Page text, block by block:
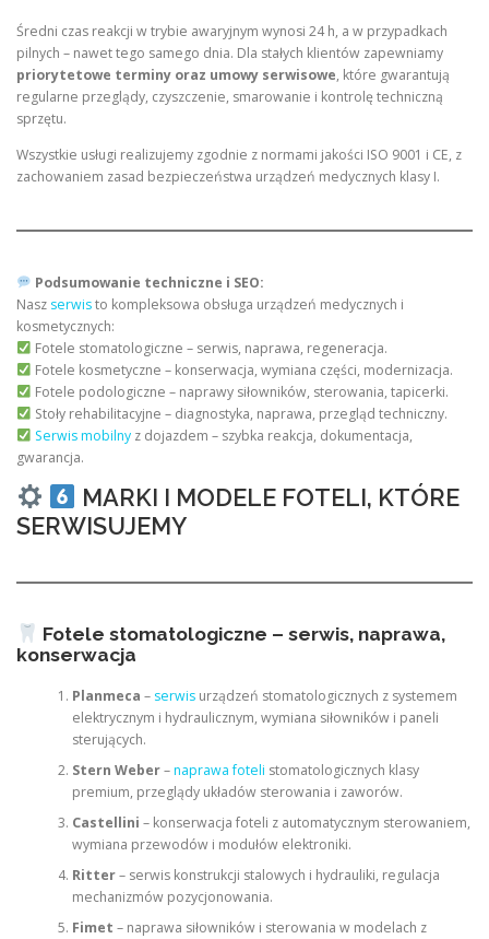
Średni czas reakcji w trybie awaryjnym wynosi 24 h, a w przypadkach
pilnych – nawet tego samego dnia. Dla stałych klientów zapewniamy
priorytetowe terminy oraz umowy serwisowe, które gwarantują
regularne przeglądy, czyszczenie, smarowanie i kontrolę techniczną
sprzętu.
Wszystkie usługi realizujemy zgodnie z normami jakości ISO 9001 i CE, z
zachowaniem zasad bezpieczeństwa urządzeń medycznych klasy I.
Podsumowanie techniczne i SEO:
Nasz serwisto kompleksowa obsługa urządzeń medycznych i
kosmetycznych:
Fotele stomatologiczne – serwis, naprawa, regeneracja.
Fotele kosmetyczne – konserwacja, wymiana części, modernizacja.
Fotele podologiczne – naprawy siłowników, sterowania, tapicerki.
Stoły rehabilitacyjne – diagnostyka, naprawa, przegląd techniczny.
Serwis mobilnyz dojazdem – szybka reakcja, dokumentacja,
gwarancja.
MARKI I MODELE FOTELI, KTÓRE
SERWISUJEMY
Fotele stomatologiczne – serwis, naprawa,
konserwacja
Planmeca – serwisurządzeń stomatologicznych z systemem
elektrycznym i hydraulicznym, wymiana siłowników i paneli
sterujących.
Stern Weber–naprawa foteli stomatologicznych klasy
premium, przeglądy układów sterowania i zaworów.
Castellini – konserwacja foteli z automatycznym sterowaniem,
wymiana przewodów i modułów elektroniki.
Ritter– serwis konstrukcji stalowych i hydrauliki, regulacja
mechanizmów pozycjonowania.
Fimet – naprawa siłowników i sterowania w modelach z